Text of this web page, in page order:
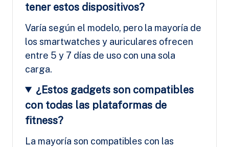
tener estos dispositivos?
Varía según el modelo, pero la mayoría de
los smartwatches y auriculares ofrecen
entre 5 y 7 días de uso con una sola
carga.
¿Estos gadgets son compatibles
con todas las plataformas de
fitness?
La mayoría son compatibles con las